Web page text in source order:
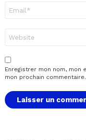
mail
*
web
Enregistrer mon nom, mon
mon prochain commentaire.